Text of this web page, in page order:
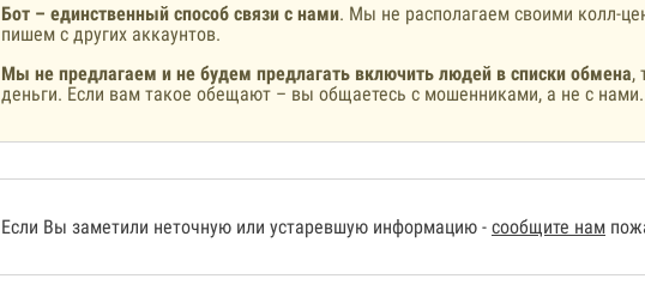
Бот – единственный способ связи с нами. Мы не располагаем своими колл-
пишем с других аккаунтов.
Мы не предлагаем и не будем предлагать включить людей в списки обмена,
деньги. Если вам такое обещают – вы общаетесь с мошенниками, а не с нами.
Если Вы заметили неточную или устаревшую информацию - сообщите нам